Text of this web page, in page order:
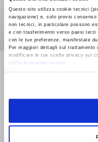
Questo sito utilizza cookie tecnici
navigazione) e, solo previo
non tecnici, in particolare possono
e con trasferimento verso paesi
con le tue preferenze, manifestate
Per maggiori dettagli sul trattamento
modificare le tue scelte privacy sui
dell’
informativa cookie
di Malta. Durante gli
dal contenuto
deve fronteggiare una
alla fuga. Sarà trascinato
poi a Parigi, nel Sinai,